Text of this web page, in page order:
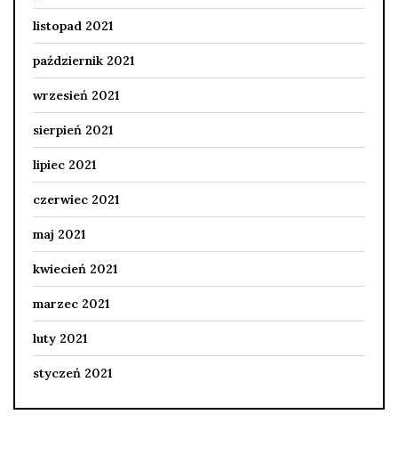
listopad 2021
październik 2021
wrzesień 2021
sierpień 2021
lipiec 2021
czerwiec 2021
maj 2021
kwiecień 2021
marzec 2021
luty 2021
styczeń 2021